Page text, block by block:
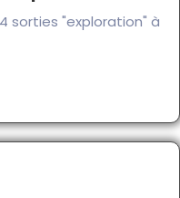
sorties "exploration" à